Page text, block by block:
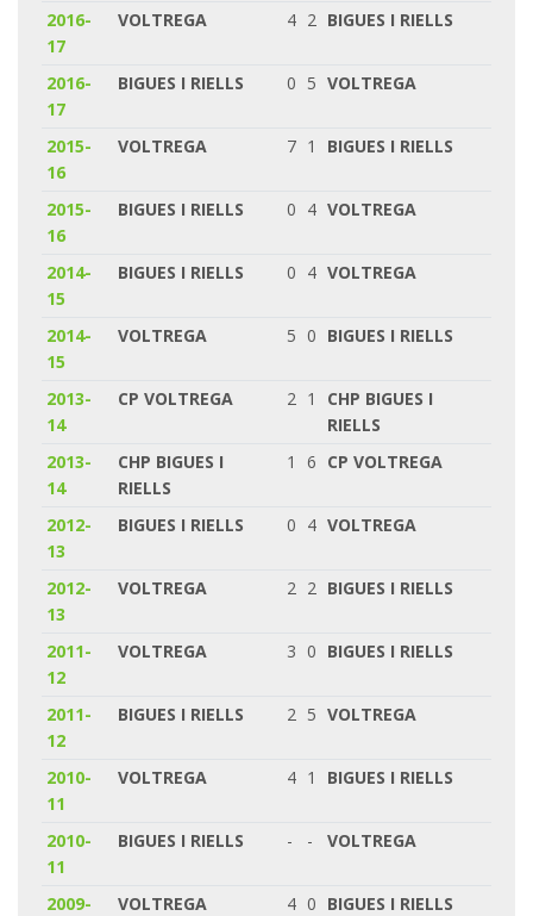
2016-
17
VOLTREGA 4 2 BIGUES I RIELLS
2016-
17
BIGUES I RIELLS 0 5 VOLTREGA
2015-
16
VOLTREGA 7 1 BIGUES I RIELLS
2015-
16
BIGUES I RIELLS 0 4 VOLTREGA
2014-
15
BIGUES I RIELLS 0 4 VOLTREGA
2014-
15
VOLTREGA 5 0 BIGUES I RIELLS
2013-
14
CP VOLTREGA 2 1
CHP BIGUES I
RIELLS
2013-
14
CHP BIGUES I
RIELLS
1 6 CP VOLTREGA
2012-
13
BIGUES I RIELLS 0 4 VOLTREGA
2012-
13
VOLTREGA 2 2 BIGUES I RIELLS
2011-
12
VOLTREGA 3 0 BIGUES I RIELLS
2011-
12
BIGUES I RIELLS 2 5 VOLTREGA
2010-
11
VOLTREGA 4 1 BIGUES I RIELLS
2010-
11
BIGUES I RIELLS - - VOLTREGA
2009-
VOLTREGA 4 0 BIGUES I RIELLS